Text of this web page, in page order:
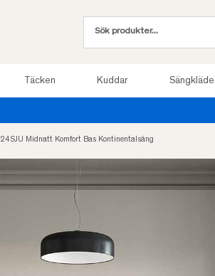
Täcken Kuddar
Provsov upp
24SJU Midnatt Komfort Bas Kontinentalsäng